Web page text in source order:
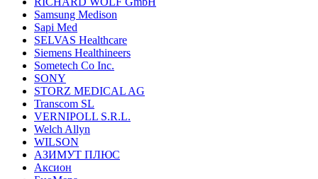
Samsung Medison
Sapi Med
SELVAS Healthcare
Siemens Healthineers
Sometech Co Inc.
SONY
STORZ MEDICAL AG
Transcom SL
VERNIPOLL S.R.L.
Welch Allyn
WILSON
АЗИМУТ ПЛЮС
Аксион